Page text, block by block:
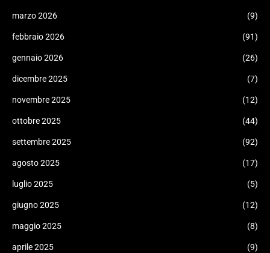
marzo 2026 (9)
febbraio 2026 (91)
gennaio 2026 (26)
dicembre 2025 (7)
novembre 2025 (12)
ottobre 2025 (44)
settembre 2025 (92)
agosto 2025 (17)
luglio 2025 (5)
giugno 2025 (12)
maggio 2025 (8)
aprile 2025 (9)